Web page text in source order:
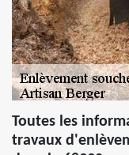
Toutes les
travaux